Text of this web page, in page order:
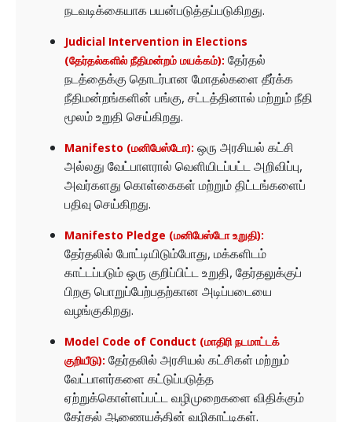
நடவடிக்கையாக பயன்படுத்தப்படுகிறது.
Judicial Intervention in Elections
(தேர்தல்களில் நீதிமன்றம் மயக்கம்): தேர்தல்
நடத்தைக்கு தொடர்பான மோதல்களை தீர்க்க
நீதிமன்றங்களின் பங்கு, சட்டத்தினால் மற்றும் நீதி
மூலம் உறுதி செய்கிறது.
Manifesto (மனிபேஸ்டோ): ஒரு அரசியல் கட்சி
அல்லது வேட்பாளரால் வெளியிடப்பட்ட அறிவிப்பு,
அவர்களது கொள்கைகள் மற்றும் திட்டங்களைப்
பதிவு செய்கிறது.
Manifesto Pledge (மனிபேஸ்டோ உறுதி):
தேர்தலில் போட்டியிடும்போது, மக்களிடம்
காட்டப்படும் ஒரு குறிப்பிட்ட உறுதி, தேர்தலுக்குப்
பிறகு பொறுப்பேற்பதற்கான அடிப்படையை
வழங்குகிறது.
Model Code of Conduct (மாதிரி நடமாட்டக்
குறியீடு): தேர்தலில் அரசியல் கட்சிகள் மற்றும்
வேட்பாளர்களை கட்டுப்படுத்த
ஏற்றுக்கொள்ளப்பட்ட வழிமுறைகளை விதிக்கும்
தேர்தல் ஆணையத்தின் வழிகாட்டிகள்.